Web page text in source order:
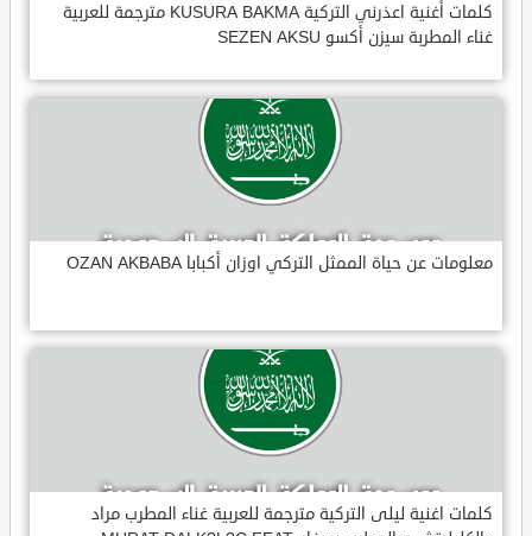
كلمات أغنية اعذرني التركية KUSURA BAKMA مترجمة للعربية
غناء المطربة سيزن أكسو SEZEN AKSU
معلومات عن حياة الممثل التركي اوزان أكبابا OZAN AKBABA
كلمات اغنية ليلى التركية مترجمة للعربية غناء المطرب مراد